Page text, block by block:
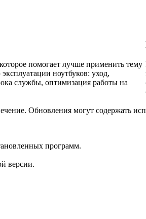
помогает лучше применить тему
ноутбуков: уход,
службы, оптимизация работы на
Обновления могут содержать
программ.
версии.